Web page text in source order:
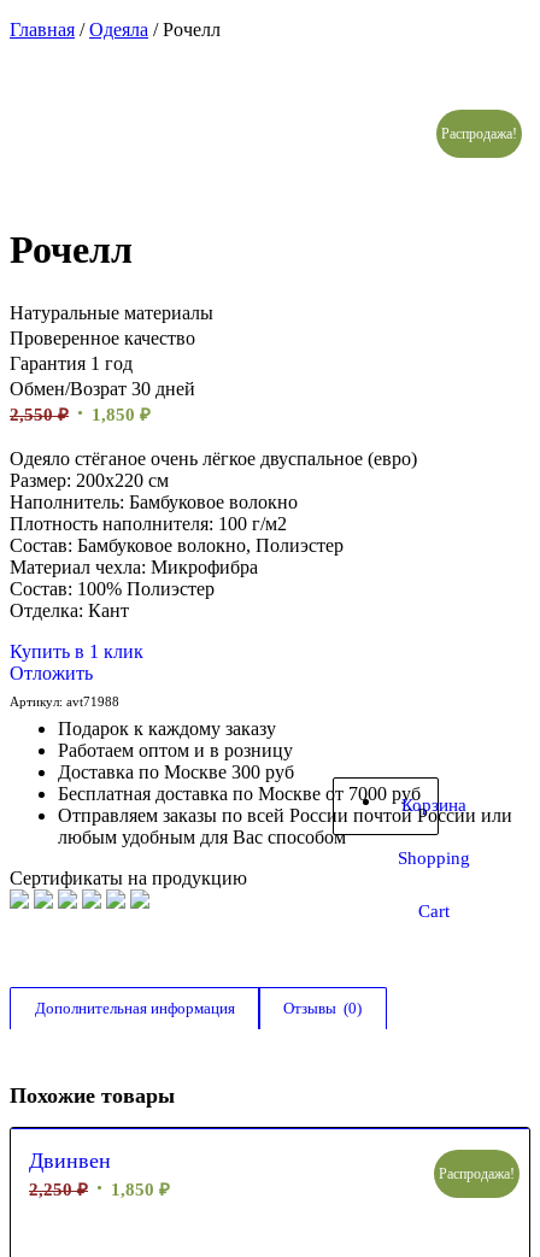
Корзина
Shopping
Cart
Главная /Одеяла / Рочелл
Распродажа!
Рочелл
Натуральные материалы
Проверенное качество
Гарантия 1 год
Обмен/Возрат 30 дней
2,550₽ 1,850 ₽
Одеяло стёганое очень лёгкое двуспальное (евро)
Размер: 200х220 см
Наполнитель: Бамбуковое волокно
Плотность наполнителя: 100 г/м2
Состав: Бамбуковое волокно, Полиэстер
Материал чехла: Микрофибра
Состав: 100% Полиэстер
Отделка: Кант
Купить в 1 клик
Отложить
Артикул: avt71988
Подарок к каждому заказу
Работаем оптом и в розницу
Доставка по Москве 300 руб
Бесплатная доставка по Москве от 7000 руб
Отправляем заказы по всей России почтой России или
любым удобным для Вас способом
Сертификаты на продукцию
Дополнительная информация Отзывы  (0)
Похожие товары
Двинвен
2,250₽ 1,850 ₽
Распродажа!